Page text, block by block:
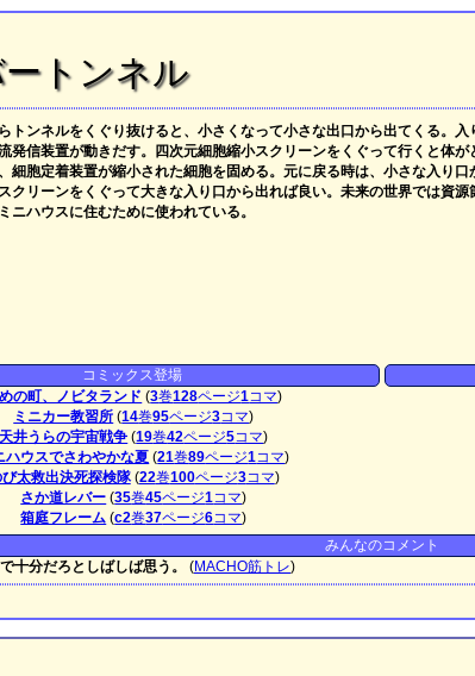
トンネル
トンネルをくぐり抜けると、小さくなって小さな出口から出てくる。入
発信装置が動きだす。四次元細胞縮小スクリーンをくぐって行くと体が
細胞定着装置が縮小された細胞を固める。元に戻る時は、小さな入り口
クリーンをくぐって大きな入り口から出れば良い。未来の世界では資
ニハウスに住むために使われている。
コミックス登場
の町、ノビタランド (3巻128ページ1コマ)
ミニカー教習所 (14巻95ページ3コマ)
天井うらの宇宙戦争 (19巻42ページ5コマ)
ハウスでさわやかな夏 (21巻89ページ1コマ)
太救出決死探検隊(22巻100ページ3コマ)
さか道レバー (35巻45ページ1コマ)
箱庭フレーム (c2巻37ページ6コマ)
みんなのコメント
十分だろとしばしば思う。
(MACHO筋トレ)